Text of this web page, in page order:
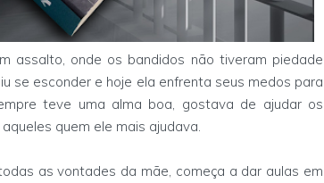
assalto, onde os bandidos não tiveram piedade
se esconder e hoje ela enfrenta seus medos para
teve uma alma boa, gostava de ajudar os
quem ele mais ajudava.
as vontades da mãe, começa a dar aulas em